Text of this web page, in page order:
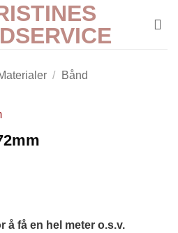
/ Bånd
å få en hel meter o.s.v.